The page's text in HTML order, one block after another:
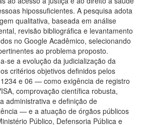
hipossuficientes. A pesquisa adota
qualitativa, baseada em análise
revisão bibliográfica e levantamento
no Google Acadêmico, selecionando
ao problema proposto.
se a evolução da judicialização da
critérios objetivos definidos pelos
e 06 — como exigência de registro
comprovação científica robusta,
administrativa e definição de
— e a atuação de órgãos públicos
Público, Defensoria Pública e